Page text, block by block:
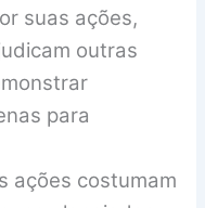
suas ações,
outras
para
ações costumam